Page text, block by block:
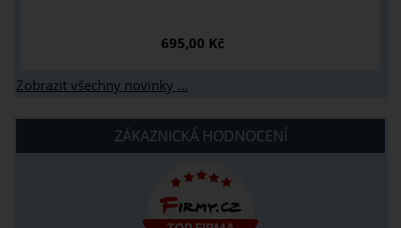
695,00 Kč
Zobrazit všechny novinky ...
ZÁKAZNICKÁ HODNOCENÍ